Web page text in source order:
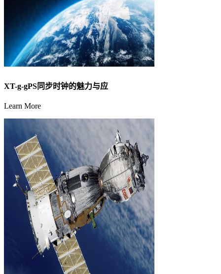
XT-g-gPS同步时钟的魅力与应
Learn More